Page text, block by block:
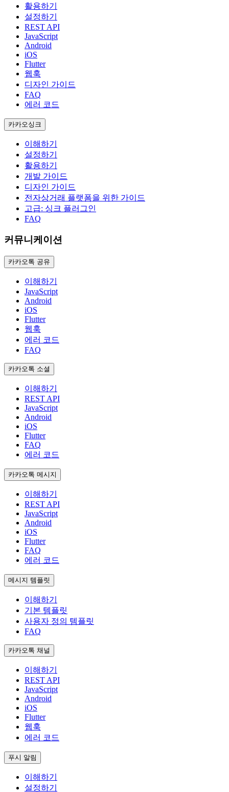
활용하기
설정하기
REST API
JavaScript
Android
iOS
Flutter
웹훅
디자인 가이드
FAQ
에러 코드
카카오싱크
이해하기
설정하기
활용하기
개발 가이드
디자인 가이드
전자상거래 플랫폼을 위한 가이드
고급: 싱크 플러그인
FAQ
커뮤니케이션
카카오톡 공유
이해하기
JavaScript
Android
iOS
Flutter
웹훅
에러 코드
FAQ
카카오톡 소셜
이해하기
REST API
JavaScript
Android
iOS
Flutter
FAQ
에러 코드
카카오톡 메시지
이해하기
REST API
JavaScript
Android
iOS
Flutter
FAQ
에러 코드
메시지 템플릿
이해하기
기본 템플릿
사용자 정의 템플릿
FAQ
카카오톡 채널
이해하기
REST API
JavaScript
Android
iOS
Flutter
웹훅
에러 코드
푸시 알림
이해하기
설정하기